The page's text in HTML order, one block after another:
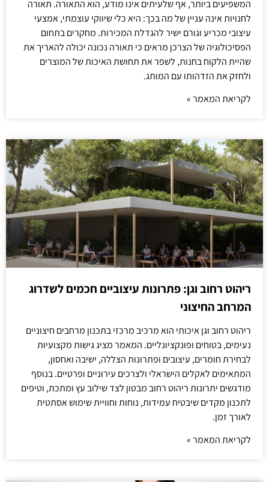
המשפיעים ביותר, אף שלעיתים אינו מודע, הוא התאורה. תאורה
לחנויות אינה עניין של מה בכך: היא כלי שיווקי עוצמתי, אמצעי
עיצובי מכריע וגורם ישיר להגדלת המכירות. מחקרים בתחום
הפסיכולוגיה של הצרכן מראים כי תאורה נכונה יכולה להאריך את
שהיית הלקוח בחנות, לשפר את תחושת האיכות של המוצרים
ולחזק את הזדהותו עם המותג.
לקריאת המאמר »
ריהוט רחוב וגן: פתרונות עיצוביים חכמים לשדרוג
המרחב החיצוני
ריהוט רחוב וגן איכותי הוא מרכיב מרכזי בתכנון מרחבים חיצוניים
נעימים, בטוחים ופונקציונליים. המאמר מציג גישות מקצועיות
לבחירת חומרים, עיצובים ופתרונות הצללה, ישיבה ואחסון,
המתאימים לאקלים הישראלי ולצרכים עירוניים ופרטיים. בנוסף
מודגשים יתרונות ריהוט רחוב מבטון לצד שילוב עץ ומתכת, וטיפים
לתכנון מקדים שיבטיח עמידות, נוחות וחוויית שימוש אסתטית
לאורך זמן.
לקריאת המאמר »